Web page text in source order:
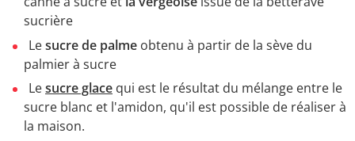
sucrière
Lesucre de palme obtenu à partir de la sève du
palmier à sucre
Lesucre glace qui est le résultat du mélange entre le
sucre blanc et l'amidon, qu'il est possible de réaliser à
la maison.